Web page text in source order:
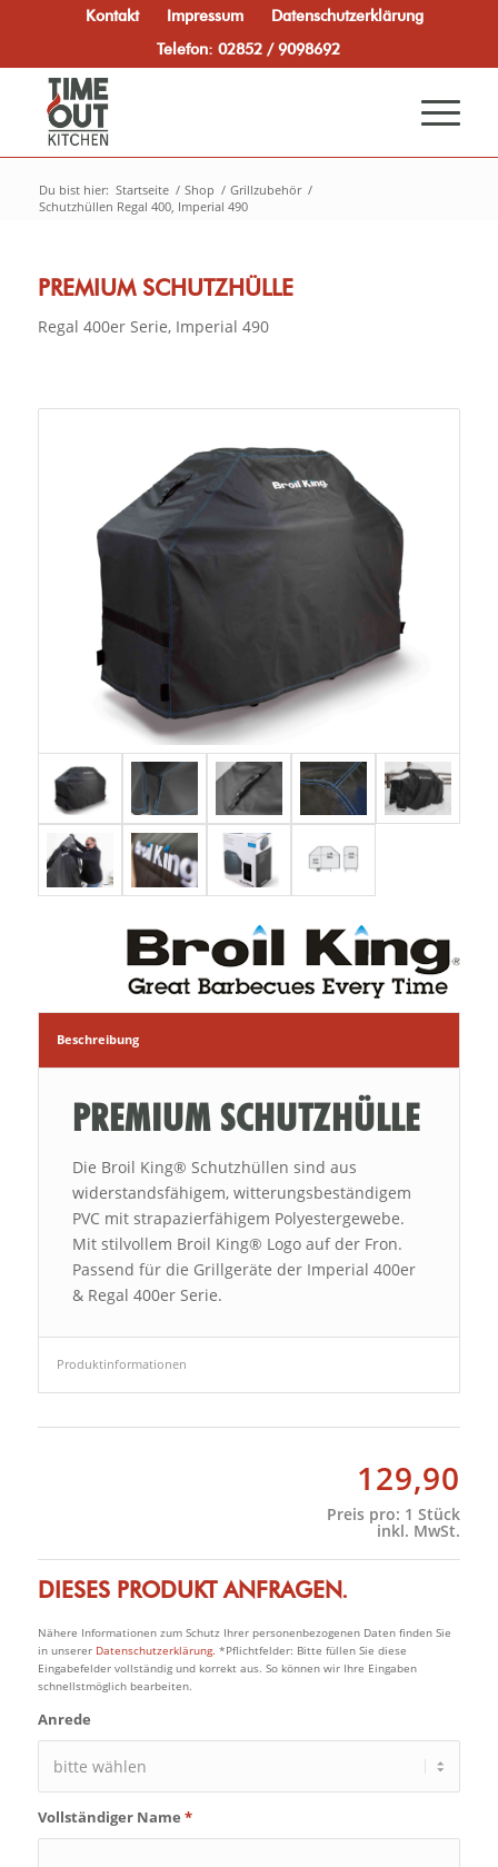
Kontakt Impressum
Datenschutzerklärung
Telefon: 02852 / 9098692
Du bist hier: Startseite / Shop / Grillzubehör /
Schutzhüllen Regal 400, Imperial 490
PREMIUM SCHUTZHÜLLE
Regal 400er Serie, Imperial 490
Beschreibung
PREMIUM SCHUTZHÜLLE
Die Broil King® Schutzhüllen sind aus
widerstandsfähigem, witterungsbeständigem
PVC mit strapazierfähigem Polyestergewebe.
Mit stilvollem Broil King® Logo auf der Fron.
Passend für die Grillgeräte der Imperial 400er
& Regal 400er Serie.
Produktinformationen
129,90
Preis pro: 1 Stück
inkl. MwSt.
DIESES PRODUKT ANFRAGEN.
Nähere Informationen zum Schutz Ihrer personenbezogenen Daten finden Sie
in unserer Datenschutzerklärung. *Pflichtfelder: Bitte füllen Sie diese
Eingabefelder vollständig und korrekt aus. So können wir Ihre Eingaben
schnellstmöglich bearbeiten.
Anrede
Vollständiger Name *